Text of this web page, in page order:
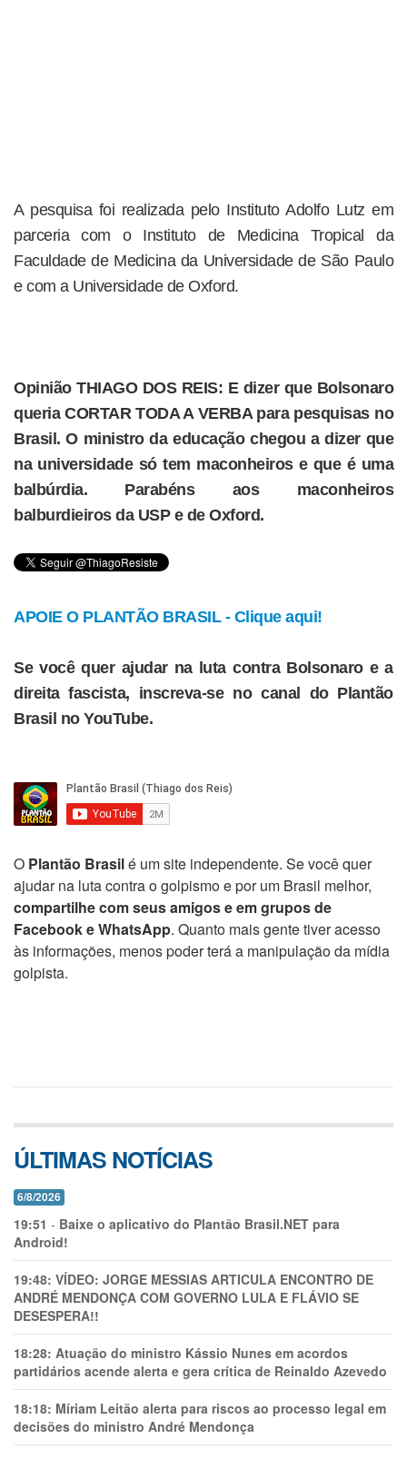
A pesquisa foi realizada pelo Instituto Adolfo Lutz em
parceria com o Instituto de Medicina Tropical da
Faculdade de Medicina da Universidade de São Paulo
e com a Universidade de Oxford.
Opinião THIAGO DOS REIS: E dizer que Bolsonaro
queria CORTAR TODA A VERBA para pesquisas no
Brasil. O ministro da educação chegou a dizer que
na universidade só tem maconheiros e que é uma
balbúrdia. Parabéns aos maconheiros
balburdieiros da USP e de Oxford.
APOIE O PLANTÃO BRASIL - Clique aqui!
Se você quer ajudar na luta contra Bolsonaro e a
direita fascista, inscreva-se no canal do Plantão
Brasil no YouTube.
O Plantão Brasilé um site independente. Se você quer
ajudar na luta contra o golpismo e por um Brasil melhor,
compartilhe com seus amigos e em grupos de
Facebook e WhatsApp. Quanto mais gente tiver acesso
às informações, menos poder terá a manipulação da mídia
golpista.
ÚLTIMAS NOTÍCIAS
6/8/2026
19:51 - Baixe o aplicativo do Plantão Brasil.NET para
Android!
19:48: VÍDEO: JORGE MESSIAS ARTICULA ENCONTRO DE
ANDRÉ MENDONÇA COM GOVERNO LULA E FLÁVIO SE
DESESPERA!!
18:28: Atuação do ministro Kássio Nunes em acordos
partidários acende alerta e gera crítica de Reinaldo Azevedo
18:18: Míriam Leitão alerta para riscos ao processo legal em
decisões do ministro André Mendonça